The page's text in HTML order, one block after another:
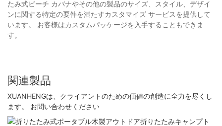
たみ式ビーチ カバナやその他の製品のサイズ、スタイル、デザイ
ンに関する特定の要件を満たすカスタマイズ サービスを提供して
います。 お客様はカスタムパッケージを入手することもできま
す。
関連製品
XUANHENGは、クライアントのための価値の創造に全力を尽くし
ます。 お問い合わせください